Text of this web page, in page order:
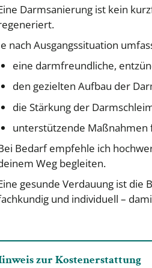
Darmsanierung ist kein
nach Ausgangssituation
eine darmfreundliche,
den gezielten Aufbau der
die Stärkung der
unterstützende Maßnahmen
Bedarf empfehle ich
Weg begleiten.
gesunde Verdauung ist die
und individuell –
zur Kostenerstattung